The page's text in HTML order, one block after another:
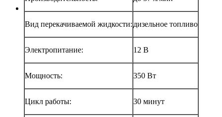
Вид перекачиваемой жидкости: дизельное топливо
Электропитание: 12 В
Мощность: 350 Вт
Цикл работы: 30 минут